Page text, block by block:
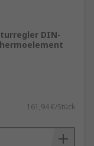
DIN-
161,94 €/Stück